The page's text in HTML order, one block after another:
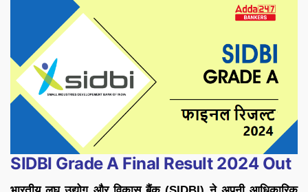
SIDBI Grade A Final Result 2024 Out